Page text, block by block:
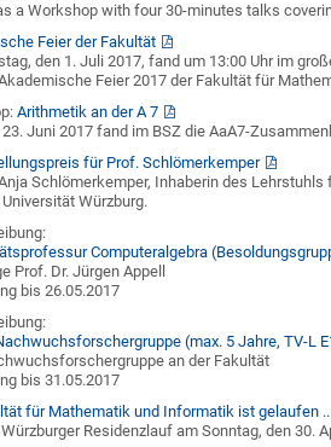
a Workshop with four 30-minutes talks
Feier der Fakultät
den 1. Juli 2017, fand um 13:00 Uhr im
Feier 2017 der Fakultät für
Arithmetik an der A 7
23. Juni 2017 fand im BSZ die AaA7-
für Prof. Schlömerkemper
Schlömerkemper, Inhaberin des
Würzburg.
Computeralgebra
Prof. Dr. Jürgen Appell
bis 26.05.2017
(max. 5 Jahre, TV-L
an der Fakultät
bis 31.05.2017
für Mathematik und Informatik ist gelaufen
Residenzlauf am Sonntag, den 30.